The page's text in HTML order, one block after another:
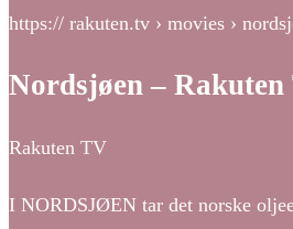
https:// rakuten.tv › movies ›
Nordsjøen –
Rakuten TV
I NORDSJØEN tar det norske